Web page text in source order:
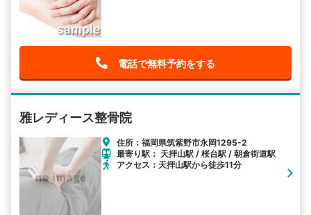
電話で無料予約をする
雅レディース整骨院
住所：福岡県筑紫野市永岡1295-2
最寄り駅： 天拝山駅 / 桜台駅 / 朝倉街道駅
アクセス：天拝山駅から徒歩11分